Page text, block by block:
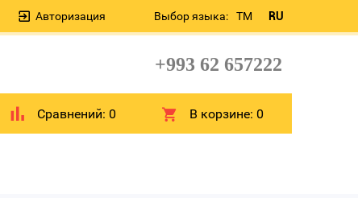
Выбор языка: TM RU
Авторизация
+993 62 657222
Сравнений: 0 В корзине:0